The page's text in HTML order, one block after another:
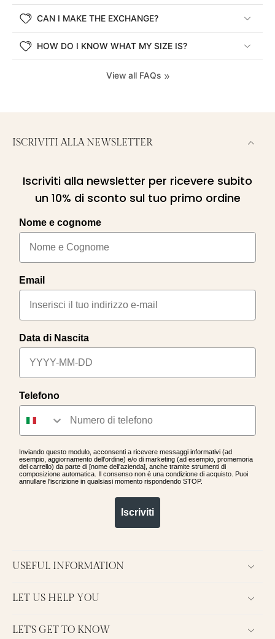
CAN I MAKE THE EXCHANGE?
HOW DO I KNOW WHAT MY SIZE IS?
View all FAQs
ISCRIVITI ALLA NEWSLETTER
Iscriviti alla newsletter per ricevere subito
un 10% di sconto sul tuo primo ordine
Nome e cognome
Email
Data di Nascita
Telefono
Inviando questo modulo, acconsenti a ricevere messaggi informativi (ad
esempio, aggiornamento dell'ordine) e/o di marketing (ad esempio, promemoria
del carrello) da parte di [nome dell'azienda], anche tramite strumenti di
composizione automatica. Il consenso non è una condizione di acquisto. Puoi
annullare l'iscrizione in qualsiasi momento rispondendo STOP.
Iscriviti
USEFUL INFORMATION
LET US HELP YOU
LET'S GET TO KNOW